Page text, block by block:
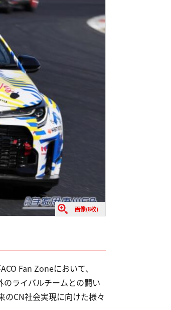
画像(8枚)
Fan Zoneにおいて、
ライバルチームとの闘い
のCN社会実現に向けた様々